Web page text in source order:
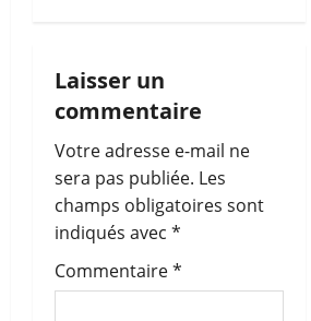
t
i
o
n
d
’
Laisser un
commentaire
Votre adresse e-mail ne
sera pas publiée. Les
champs obligatoires sont
indiqués avec *
Commentaire*